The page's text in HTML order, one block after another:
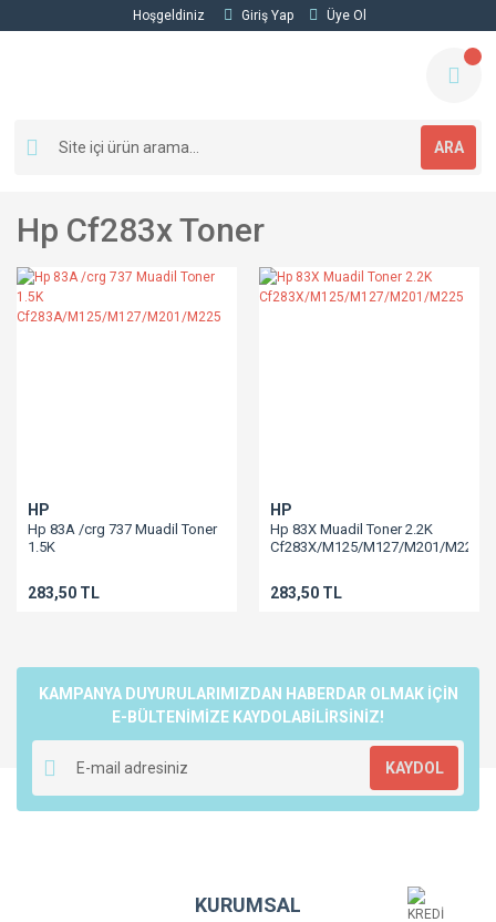
Hoşgeldiniz Giriş Yap Üye Ol
ARA
Hp Cf283x Toner
HP
Hp 83A /crg 737 Muadil Toner
1.5K
283,50 TL
HP
Hp 83X Muadil Toner 2.2K
Cf283X/M125/M127/M201/M225
283,50 TL
KAMPANYA DUYURULARIMIZDAN HABERDAR OLMAK İÇİN
E-BÜLTENİMİZE KAYDOLABİLİRSİNİZ!
KAYDOL
KURUMSAL